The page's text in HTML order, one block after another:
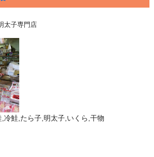
太子専門店
,冷鮭,たら子,明太子,いくら,干物